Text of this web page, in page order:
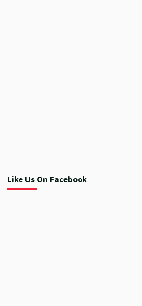
Like Us On Facebook